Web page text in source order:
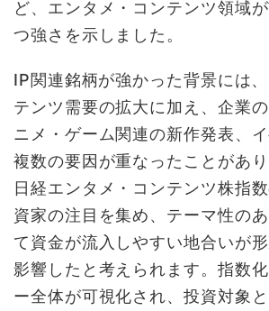
ど、エンタメ・コンテンツ領域
つ強さを示しました。
IP関連銘柄が強かった背景には
テンツ需要の拡大に加え、企業
ニメ・ゲーム関連の新作発表、
複数の要因が重なったことがあり
日経エンタメ・コンテンツ株指
資家の注目を集め、テーマ性の
て資金が流入しやすい地合いが
影響したと考えられます。指数
ー全体が可視化され、投資対象